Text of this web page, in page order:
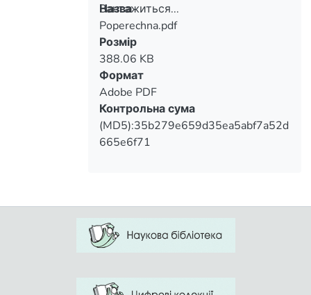
Вантажиться...
Вантажиться...
Назва
Poperechna.pdf
Розмір
388.06 KB
Формат
Adobe PDF
Контрольна сума
(MD5):35b279e659d35ea5abf7a52d
665e6f71